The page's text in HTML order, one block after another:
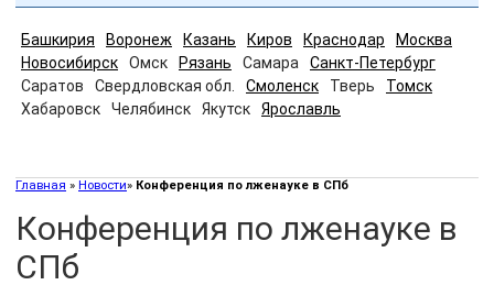
Башкирия Воронеж Казань Киров Краснодар
Москва
Новосибирск
Омск Рязань Самара
Санкт-Петербург
Саратов
Свердловская обл. Смоленск Тверь
Томск
Хабаровск
Челябинск Якутск Ярославль
Главная » Новости» Конференция по лженауке в СПб
Конференция по лженауке в
СПб